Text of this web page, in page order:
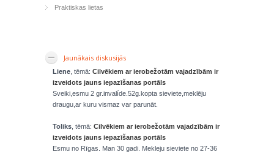
Praktiskas lietas
Jaunākais diskusijās
Liene , tēmā: Cilvēkiem ar ierobežotām vajadzībām ir
izveidots jauns iepazīšanas portāls
Sveiki,esmu 2 gr.invalíde.52g.kopta sieviete,meklēju
draugu,ar kuru vismaz var parunāt.
Toliks , tēmā: Cilvēkiem ar ierobežotām vajadzībām ir
izveidots jauns iepazīšanas portāls
Esmu no Rīgas. Man 30 gadi. Mekleju sieviete no 27-36